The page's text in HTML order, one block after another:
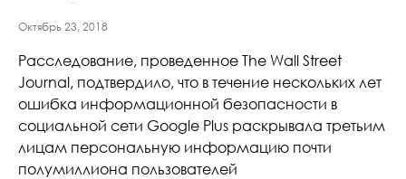
Октябрь 23, 2018
Расследование, проведенное The Wall Street
Journal, подтвердило, что в течение нескольких лет
ошибка информационной безопасности в
социальной сети Google Plus раскрывала третьим
лицам персональную информацию почти
полумиллиона пользователей